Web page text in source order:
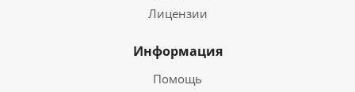
Лицензии
Информация
Помощь